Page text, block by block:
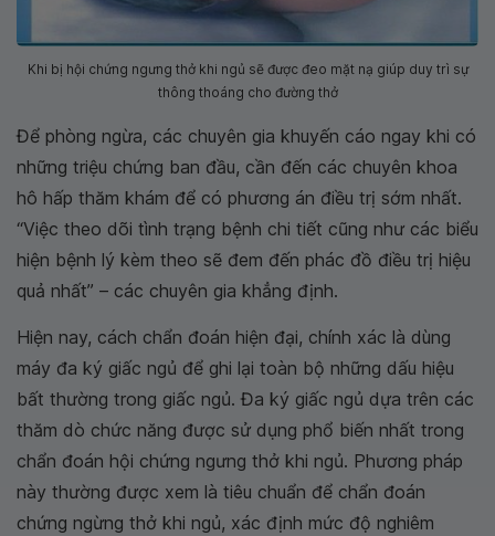
Khi bị hội chứng ngưng thở khi ngủ sẽ được đeo mặt nạ giúp duy trì sự
thông thoáng cho đường thở
Để phòng ngừa, các chuyên gia khuyến cáo ngay khi có
những triệu chứng ban đầu, cần đến các chuyên khoa
hô hấp thăm khám để có phương án điều trị sớm nhất.
“Việc theo dõi tình trạng bệnh chi tiết cũng như các biểu
hiện bệnh lý kèm theo sẽ đem đến phác đồ điều trị hiệu
quả nhất” – các chuyên gia khẳng định.
Hiện nay, cách chẩn đoán hiện đại, chính xác là dùng
máy đa ký giấc ngủ để ghi lại toàn bộ những dấu hiệu
bất thường trong giấc ngủ. Đa ký giấc ngủ dựa trên các
thăm dò chức năng được sử dụng phổ biến nhất trong
chẩn đoán hội chứng ngưng thở khi ngủ. Phương pháp
này thường được xem là tiêu chuẩn để chẩn đoán
chứng ngừng thở khi ngủ, xác định mức độ nghiêm